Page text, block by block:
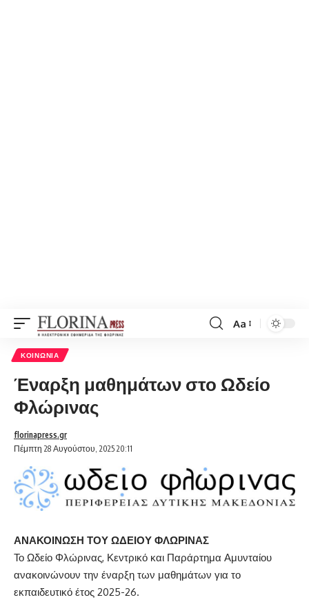
Font
Aa
ΚΟΙΝΩΝΊΑ
Έναρξη μαθημάτων στο Ωδείο
Φλώρινας
Πέμπτη 28 Αυγούστου, 2025 20:11
florinapress.gr
ΑΝΑΚΟΙΝΩΣΗ ΤΟΥ ΩΔΕΙΟΥ ΦΛΩΡΙΝΑΣ
Το Ωδείο Φλώρινας, Κεντρικό και Παράρτημα Αμυνταίου
ανακοινώνουν την έναρξη των μαθημάτων για το
εκπαιδευτικό έτος 2025-26.